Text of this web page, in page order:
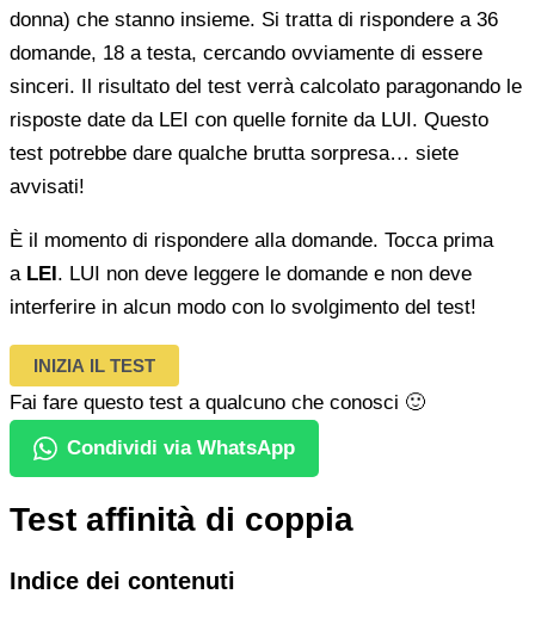
donna) che stanno insieme. Si tratta di rispondere a 36
domande, 18 a testa, cercando ovviamente di essere
sinceri. Il risultato del test verrà calcolato paragonando le
risposte date da LEI con quelle fornite da LUI. Questo
test potrebbe dare qualche brutta sorpresa… siete
avvisati!
È il momento di rispondere alla domande. Tocca prima
a LEI. LUI non deve leggere le domande e non deve
interferire in alcun modo con lo svolgimento del test!
INIZIA IL TEST
Fai fare questo test a qualcuno che conosci 🙂
Condividi via WhatsApp
Test affinità di coppia
Indice dei contenuti